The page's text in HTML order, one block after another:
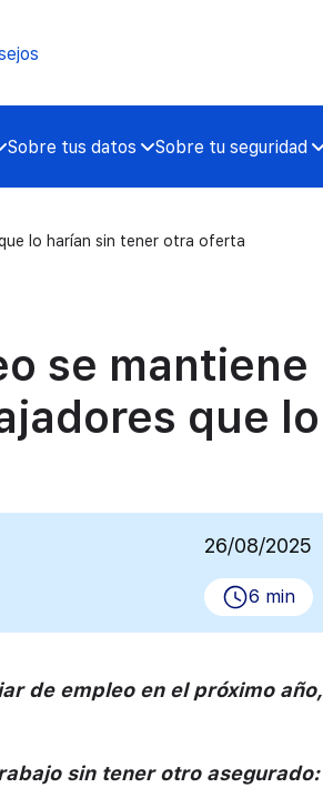
Sobre tus datos Sobre tu seguridad
lo harían sin tener otra oferta
se mantiene
que lo
26/08/2025
6 min
de empleo en el próximo año,
sin tener otro asegurado: